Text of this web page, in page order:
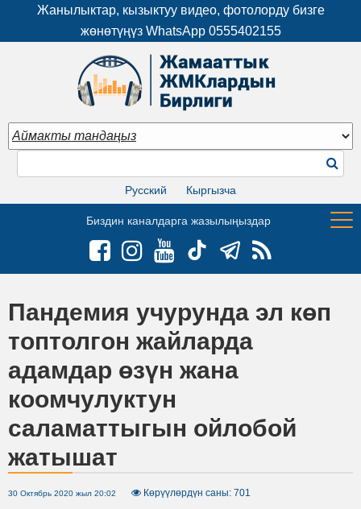
Жанылыктар, кызыктуу видео, фотолорду бизге
жөнөтүңүз WhatsApp 0555402155
Русский Кыргызча
Биздин каналдарга жазылыңыздар
Пандемия учурунда эл көп
топтолгон жайларда
адамдар өзүн жана
коомчулуктун
саламаттыгын ойлобой
жатышат
30 Октябрь 2020 жыл 20:02 Көрүүлөрдүн саны: 701